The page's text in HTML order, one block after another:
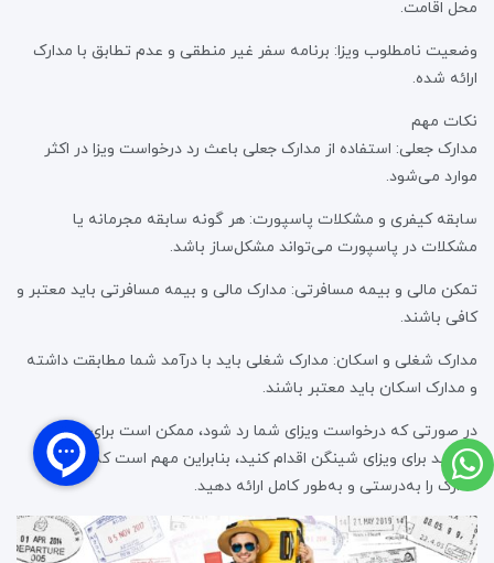
محل اقامت.
وضعیت نامطلوب ویزا: برنامه سفر غیر منطقی و عدم تطابق با مدارک
ارائه شده.
نکات مهم
مدارک جعلی: استفاده از مدارک جعلی باعث رد درخواست ویزا در اکثر
موارد می‌شود.
سابقه کیفری و مشکلات پاسپورت: هر گونه سابقه مجرمانه یا
مشکلات در پاسپورت می‌تواند مشکل‌ساز باشد.
تمکن مالی و بیمه مسافرتی: مدارک مالی و بیمه مسافرتی باید معتبر و
کافی باشند.
مدارک شغلی و اسکان: مدارک شغلی باید با درآمد شما مطابقت داشته
و مدارک اسکان باید معتبر باشند.
در صورتی که درخواست ویزای شما رد شود، ممکن است برای مدتی
نتوانید برای ویزای شینگن اقدام کنید، بنابراین مهم است که تمام
مدارک را به‌درستی و به‌طور کامل ارائه دهید.